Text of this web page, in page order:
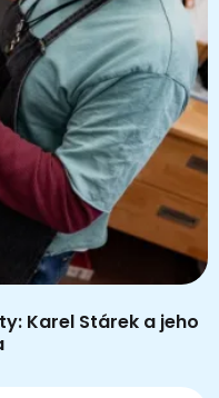
Karel Stárek a jeho